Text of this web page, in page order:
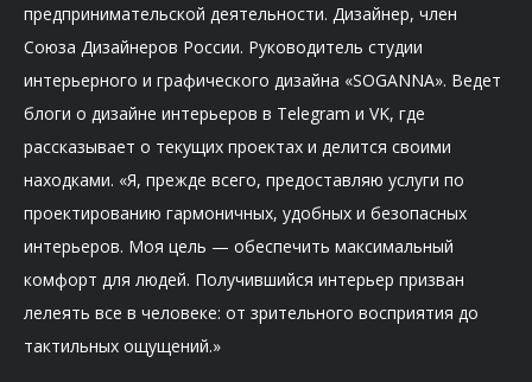
предпринимательской деятельности. Дизайнер, член
Союза Дизайнеров России. Руководитель студии
интерьерного и графического дизайна «SOGANNA». Ведет
блоги о дизайне интерьеров в Telegram и VK, где
рассказывает о текущих проектах и делится своими
находками. «Я, прежде всего, предоставляю услуги по
проектированию гармоничных, удобных и безопасных
интерьеров. Моя цель — обеспечить максимальный
комфорт для людей. Получившийся интерьер призван
лелеять все в человеке: от зрительного восприятия до
тактильных ощущений.»